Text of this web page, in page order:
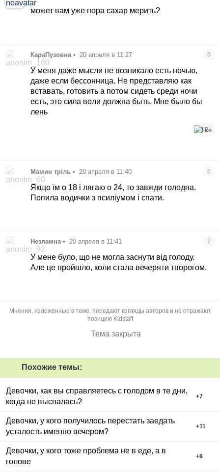
может вам уже пора сахар мерить?
КараПузовна • 20 апреля в 11:27 5
У меня даже мысли не возникало есть ночью,
даже если бессонница. Не представляю как
вставать, готовить а потом сидеть среди ночи
есть, это сила воли должна быть. Мне было бы
лень
2
Мамин тріль • 20 апреля в 11:40 6
Якщо їм о 18 і лягаю о 24, то завжди голодна.
Попила водички з псиліумом і спати.
Незламна • 20 апреля в 11:41 7
У мене було, що не могла заснути від голоду.
Але це пройшло, коли стала вечеряти творогом.
Мнения, изложенные в теме, передают взгляды авторов и не отражают
позицию Kidstaff
Тема закрыта
Похожие темы:
Девочки, как вы справляетесь с голодом в те дни,
когда не выспалась?
+7
Девочки, у кого получилось перестать заедать
усталость именно вечером?
+11
Девочки, у кого тоже проблема не в еде, а в
голове
+8